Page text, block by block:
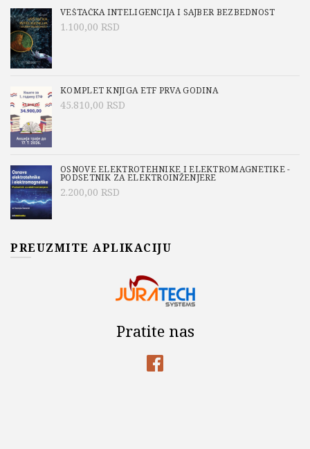
VEŠTAČKA INTELIGENCIJA I SAJBER BEZBEDNOST
1.100,00 RSD
KOMPLET KNJIGA ETF PRVA GODINA
45.810,00 RSD
OSNOVE ELEKTROTEHNIKE I ELEKTROMAGNETIKE -
PODSETNIK ZA ELEKTROINŽENJERE
2.200,00 RSD
PREUZMITE APLIKACIJU
Pratite nas